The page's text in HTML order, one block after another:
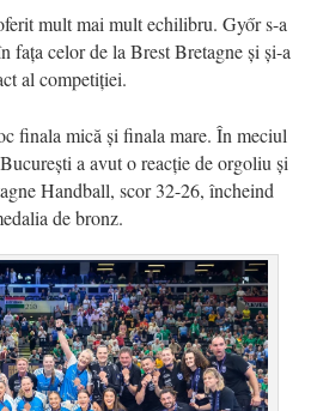
mult mai mult echilibru. Győr s-a
fața celor de la Brest Bretagne și și-a
al competiției.
finala mică și finala mare. În meciul
a avut o reacție de orgoliu și
Handball, scor 32-26, încheind
de bronz.